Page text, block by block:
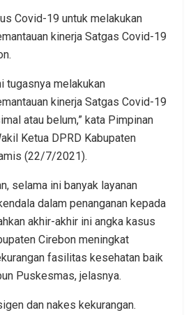
Covid-19 untuk melakukan
kinerja Satgas Covid-19
tugasnya melakukan
kinerja Satgas Covid-19
atau belum,” kata Pimpinan
Ketua DPRD Kabupaten
(22/7/2021).
selama ini banyak layanan
dalam penanganan kepada
akhir-akhir ini angka kasus
Cirebon meningkat
fasilitas kesehatan baik
Puskesmas, jelasnya.
dan nakes kekurangan.